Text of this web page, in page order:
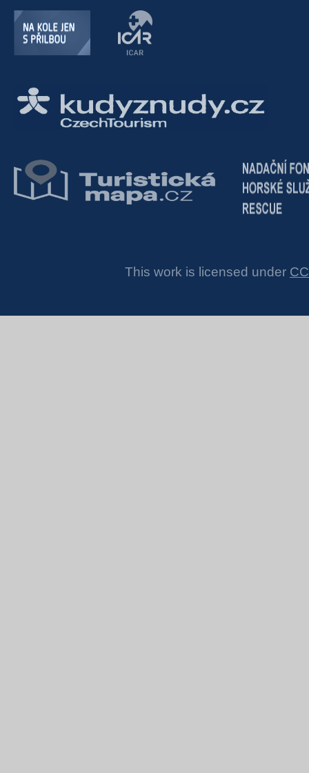
This work is licensed under